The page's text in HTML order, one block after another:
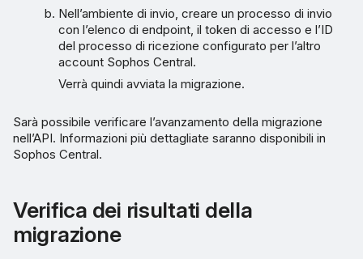
Nell’ambiente di invio, creare un processo di invio
con l’elenco di endpoint, il token di accesso e l’ID
del processo di ricezione configurato per l’altro
account Sophos Central.
Verrà quindi avviata la migrazione.
Sarà possibile verificare l’avanzamento della migrazione
nell’API. Informazioni più dettagliate saranno disponibili in
Sophos Central.
Verifica dei risultati della
migrazione